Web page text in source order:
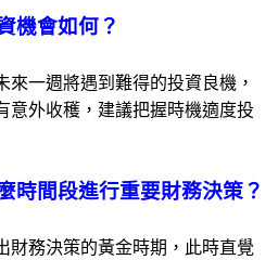
機會如何？
一週將遇到難得的投資良機，
意外收穫，建議把握時機適度投
時間段進行重要財務決策？
財務決策的黃金時期，此時直覺